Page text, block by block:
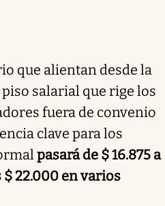
que alientan desde la
piso salarial que rige los
fuera de convenio
clave para los
pasará de $ 16.875 a
22.000 en varios